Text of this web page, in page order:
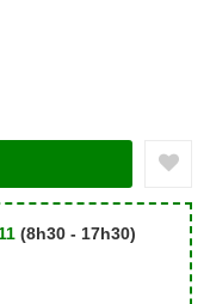
(8h30 - 17h30)